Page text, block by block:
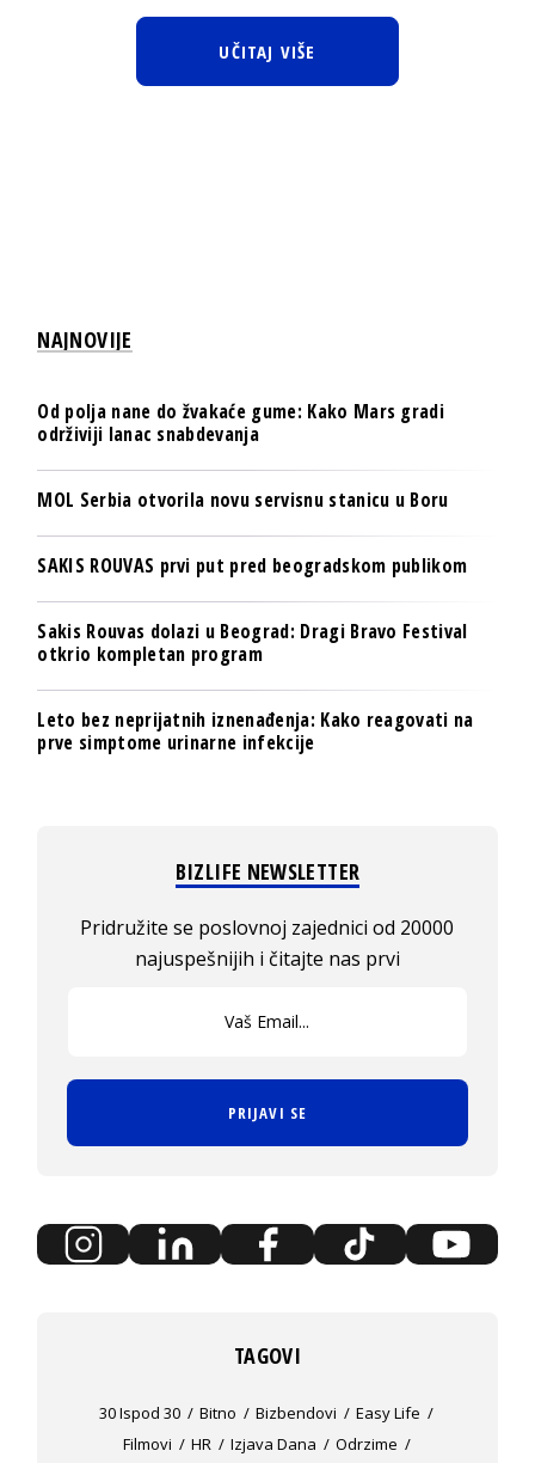
UČITAJ VIŠE
NAJNOVIJE
Od polja nane do žvakaće gume: Kako Mars gradi
održiviji lanac snabdevanja
MOL Serbia otvorila novu servisnu stanicu u Boru
SAKIS ROUVAS prvi put pred beogradskom publikom
Sakis Rouvas dolazi u Beograd: Dragi Bravo Festival
otkrio kompletan program
Leto bez neprijatnih iznenađenja: Kako reagovati na
prve simptome urinarne infekcije
BIZLIFE NEWSLETTER
Pridružite se poslovnoj zajednici od 20000
najuspešnijih i čitajte nas prvi
PRIJAVI SE
TAGOVI
30 Ispod 30 Bitno Bizbendovi
Easy Life
Filmovi
HR Izjava Dana
Odrzime